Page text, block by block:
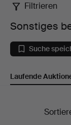
Sonstiges
bei
Bidstrup
Filtrieren
Sonstiges
Suche
Laufende
Laufende